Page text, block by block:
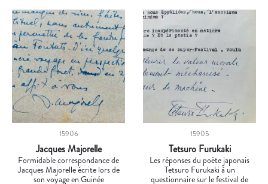
15906
Jacques Majorelle
Formidable correspondance de
Jacques Majorelle écrite lors de
son voyage en Guinée
15905
Tetsuro Furukaki
Les réponses du poète japonais
Tetsuro Furukaki à un
questionnaire sur le festival de